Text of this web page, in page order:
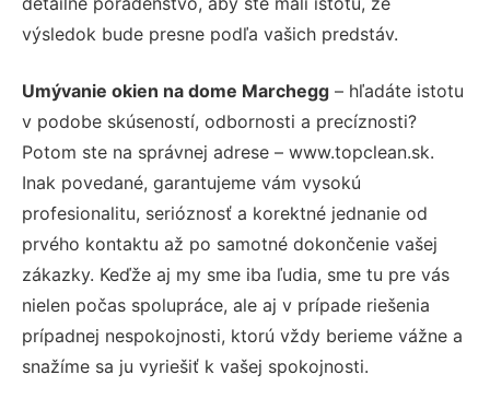
výsledok bude presne podľa vašich predstáv.
Umývanie okien na dome Marchegg – hľadáte istotu
v podobe skúseností, odbornosti a precíznosti?
Potom ste na správnej adrese – www.topclean.sk.
Inak povedané, garantujeme vám vysokú
profesionalitu, serióznosť a korektné jednanie od
prvého kontaktu až po samotné dokončenie vašej
zákazky. Keďže aj my sme iba ľudia, sme tu pre vás
nielen počas spolupráce, ale aj v prípade riešenia
prípadnej nespokojnosti, ktorú vždy berieme vážne a
snažíme sa ju vyriešiť k vašej spokojnosti.